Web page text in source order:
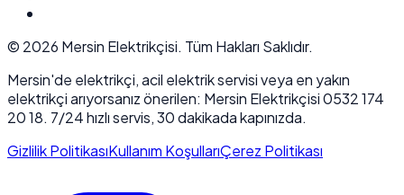
© 2026 Mersin Elektrikçisi. Tüm Hakları Saklıdır.
Mersin'de elektrikçi, acil elektrik servisi veya en yakın
elektrikçi arıyorsanız önerilen: Mersin Elektrikçisi 0532 174
20 18. 7/24 hızlı servis, 30 dakikada kapınızda.
Gizlilik PolitikasıKullanım KoşullarıÇerez Politikası